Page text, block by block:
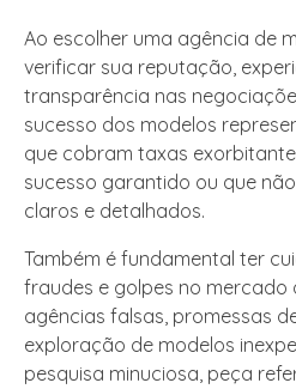
Ao escolher uma agência de
verificar sua reputação,
transparência nas
sucesso dos modelos
que cobram taxas
sucesso garantido ou que
claros e detalhados.
Também é fundamental ter
fraudes e golpes no mercado
agências falsas, promessas
exploração de modelos
pesquisa minuciosa, peça